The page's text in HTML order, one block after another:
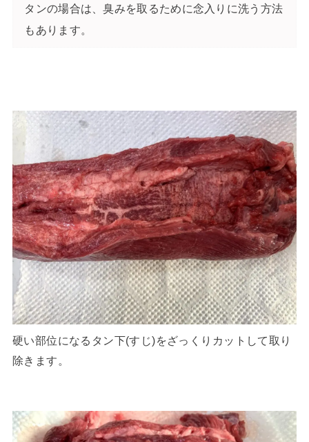
タンの場合は、臭みを取るために念入りに洗う方法
もあります。
硬い部位になるタン下(すじ)をざっくりカットして取り
除きます。